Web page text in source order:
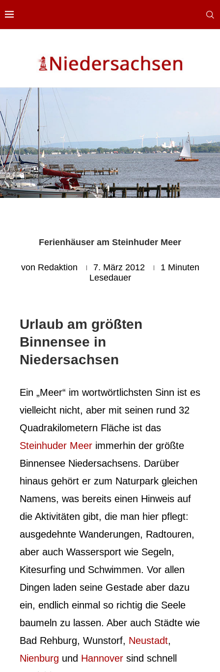
Ferienhäuser am Steinhuder Meer
von Redaktion 7. März 2012
1 Minuten
Lesedauer
Urlaub am größten
Binnensee in
Niedersachsen
Ein „Meer“ im wortwörtlichsten Sinn ist es
vielleicht nicht, aber mit seinen rund 32
Quadrakilometern Fläche ist das
Steinhuder Meer immerhin der größte
Binnensee Niedersachsens. Darüber
hinaus gehört er zum Naturpark gleichen
Namens, was bereits einen Hinweis auf
die Aktivitäten gibt, die man hier pflegt:
ausgedehnte Wanderungen, Radtouren,
aber auch Wassersport wie Segeln,
Kitesurfing und Schwimmen. Vor allen
Dingen laden seine Gestade aber dazu
ein, endlich einmal so richtig die Seele
baumeln zu lassen. Aber auch Städte wie
Bad Rehburg, Wunstorf, Neustadt,
Nienburg und Hannover sind schnell